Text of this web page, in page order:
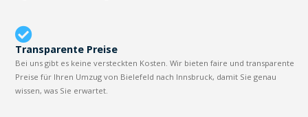
Transparente Preise
Bei uns gibt es keine versteckten Kosten. Wir bieten faire und transparente
Preise für Ihren Umzug von Bielefeld nach Innsbruck, damit Sie genau
wissen, was Sie erwartet.